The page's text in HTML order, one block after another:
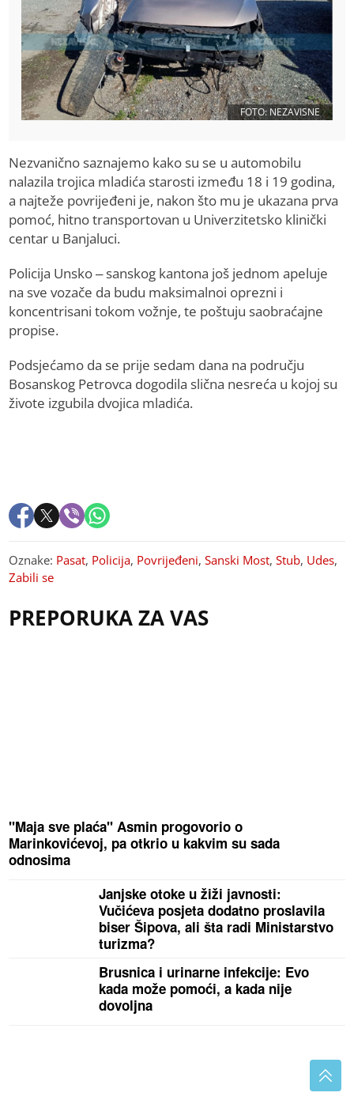
FOTO: NEZAVISNE
Nezvanično saznajemo kako su se u automobilu
nalazila trojica mladića starosti između 18 i 19 godina,
a najteže povrijeđeni je, nakon što mu je ukazana prva
pomoć, hitno transportovan u Univerzitetsko klinički
centar u Banjaluci.
Policija Unsko – sanskog kantona još jednom apeluje
na sve vozače da budu maksimalnoi oprezni i
koncentrisani tokom vožnje, te poštuju saobraćajne
propise.
Podsjećamo da se prije sedam dana na području
Bosanskog Petrovca dogodila slična nesreća u kojoj su
živote izgubila dvojica mladića.
Oznake: Pasat, Policija, Povrijeđeni,Sanski Most,Stub, Udes,
Zabili se
PREPORUKA ZA VAS
"Maja sve plaća" Asmin progovorio o
Marinkovićevoj, pa otkrio u kakvim su sada
odnosima
Janjske otoke u žiži javnosti:
Vučićeva posjeta dodatno proslavila
biser Šipova, ali šta radi Ministarstvo
turizma?
Brusnica i urinarne infekcije: Evo
kada može pomoći, a kada nije
dovoljna